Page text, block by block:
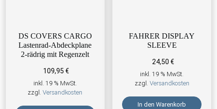
DS COVERS CARGO
Lastenrad-Abdeckplane
2-rädrig mit Regenzelt
109,95€
inkl. 19 % MwSt.
zzgl.Versandkosten
FAHRER DISPLAY
SLEEVE
24,50 €
inkl. 19 % MwSt.
zzgl. Versandkosten
In den Warenkorb